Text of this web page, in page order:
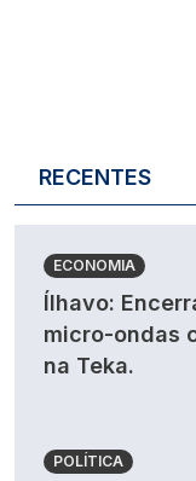
RECENTES
ECONOMIA
Ílhavo:
micro-ondas
na Teka.
POLÍTICA